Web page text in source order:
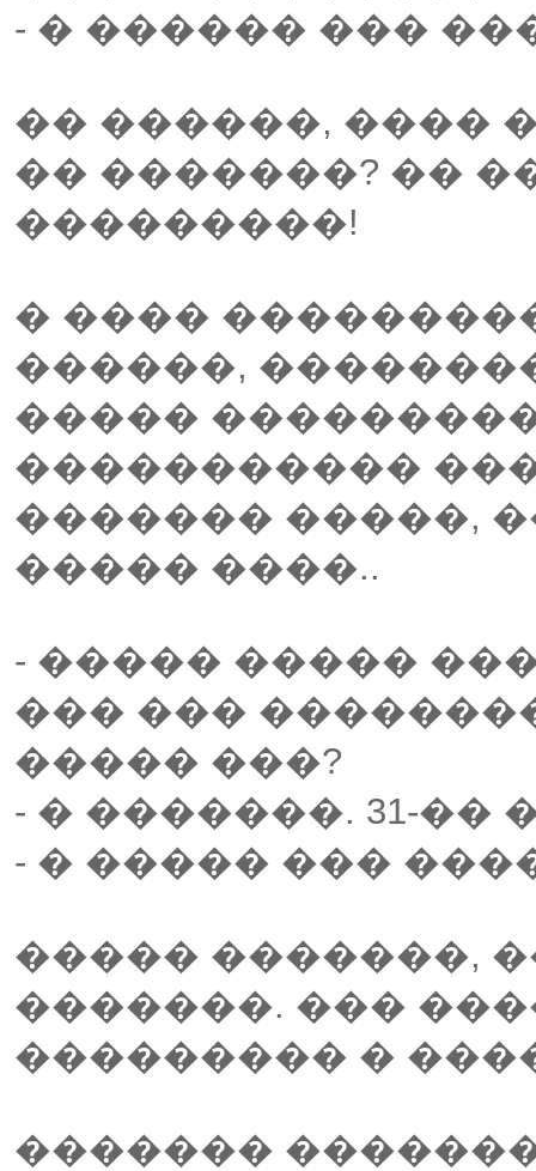
- � ������ ���
�� ������, ����
�� �������? ��
���������!
� ����
������,
�����
�����������
������� �����,
����� ����..
- ����� �����
��� ���
����� ���?
- � �������. 31-��
- � ����� ���
����� �������,
�������. ���
��������� �
�������